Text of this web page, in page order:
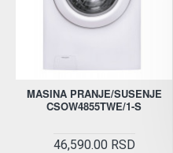
MASINA PRANJE/SUSENJE
CSOW4855TWE/1-S
46,590.00 RSD